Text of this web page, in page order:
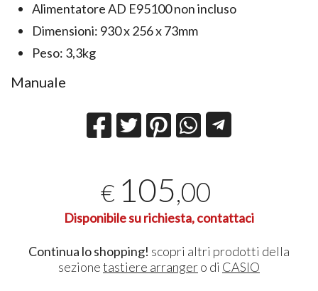
Alimentatore AD E95100 non incluso
Dimensioni: 930 x 256 x 73mm
Peso: 3,3kg
Manuale
€ 105,00
Disponibile su richiesta, contattaci
Continua lo shopping! scopri altri prodotti della
sezionetastiere arrangero di CASIO